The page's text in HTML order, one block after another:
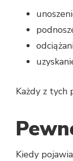
Każdy z tych
Kiedy